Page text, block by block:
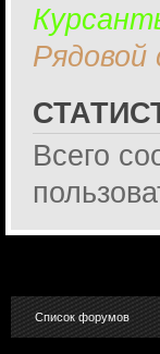
Рядовой
Всего
Список форумов